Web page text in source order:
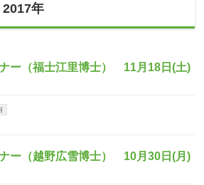
年
ー（福士江里博士） 11月18日(土)
ー（越野広雪博士） 10月30日(月)